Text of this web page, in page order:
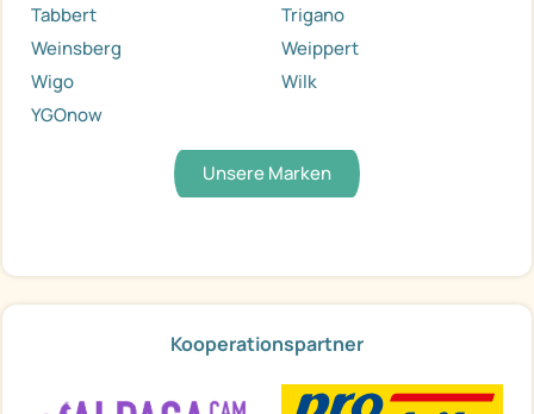
Tabbert
Trigano
Weinsberg
Weippert
Wigo
Wilk
YGOnow
Unsere Marken
Kooperationspartner